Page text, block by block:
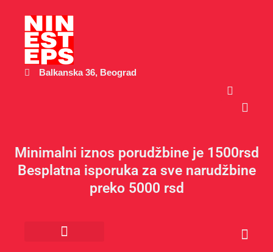
садржај
Balkanska 36, Beograd
Cart
Minimalni iznos porudžbine je 1500rsd
Besplatna isporuka za sve narudžbine
preko 5000 rsd
Cart